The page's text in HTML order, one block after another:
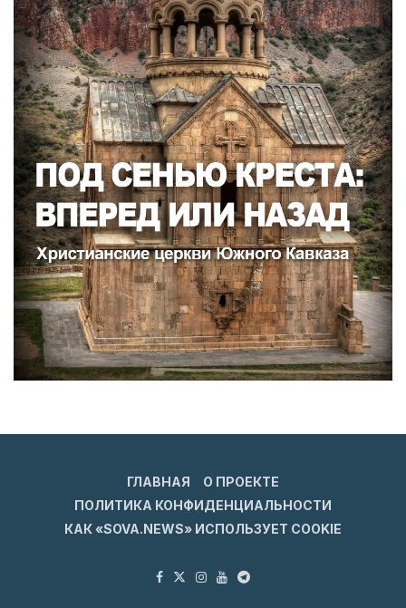
ГЛАВНАЯ
О ПРОЕКТЕ
ПОЛИТИКА КОНФИДЕНЦИАЛЬНОСТИ
КАК «SOVA.NEWS» ИСПОЛЬЗУЕТ COOKIE